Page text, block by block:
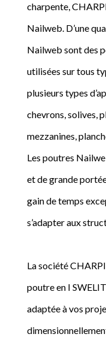
charpente,
Nailweb. D’une
Nailweb sont des
utilisées sur tous
plusieurs types
chevrons, solives,
mezzanines,
Les poutres
et de grande
gain de temps
s’adapter aux
La société
poutre en I
adaptée à vos